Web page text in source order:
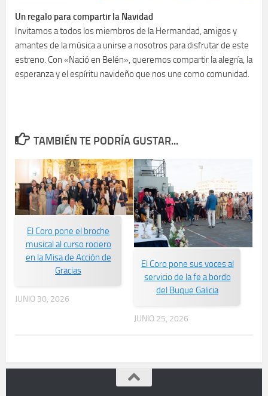
Un regalo para compartir la Navidad
Invitamos a todos los miembros de la Hermandad, amigos y
amantes de la música a unirse a nosotros para disfrutar de este
estreno. Con «Nació en Belén», queremos compartir la alegría, la
esperanza y el espíritu navideño que nos une como comunidad.
TAMBIÉN TE PODRÍA GUSTAR...
El Coro pone el broche
musical al curso rociero
en la Misa de Acción de
Gracias
JUNIO 30, 2026
El Coro pone sus voces al
servicio de la fe a bordo
del Buque Galicia
JUNIO 25, 2026